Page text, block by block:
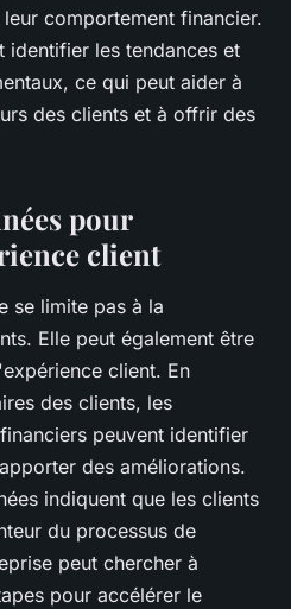
comportement financier.
identifier les tendances et
ce qui peut aider à
des clients et à offrir des
pour
client
se limite pas à la
Elle peut également être
client. En
des clients, les
peuvent identifier
des améliorations.
indiquent que les clients
du processus de
peut chercher à
pour accélérer le